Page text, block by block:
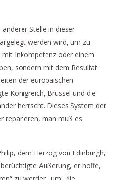
Stelle in dieser
werden wird, um zu
Inkompetenz oder einem
sondern mit dem Resultat
der europäischen
Königreich, Brüssel und die
herrscht. Dieses System der
reparieren, man muß es
dem Herzog von Edinburgh,
Äußerung, er hoffe,